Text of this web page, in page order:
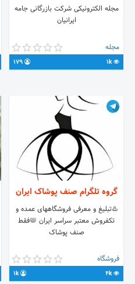
مجله الکترونیکی شرکت بازرگانی جامه
ایرانیان
مجله
1k
گروه تلگرام صنف پوشاک ایران
♨️تبلیغ و معرفی فروشگاههای عمده و
تکفروش معتبر سراسر ایران 📛فقط
صنف پوشاک
فروشگاه
4k
1k